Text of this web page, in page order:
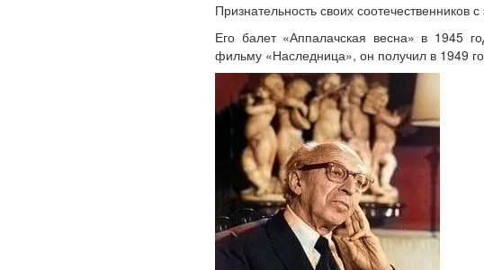
Признательность своих соотечественников
Его балет «Аппалачская весна» в 1945
фильму «Наследница», он получил в 1949